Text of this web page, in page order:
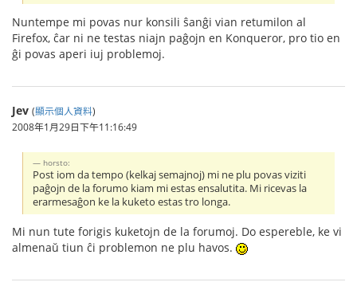
Nuntempe mi povas nur konsili ŝanĝi vian retumilon al
Firefox, ĉar ni ne testas niajn paĝojn en Konqueror, pro tio en
ĝi povas aperi iuj problemoj.
Jev (顯示個人資料)
2008年1月29日下午11:16:49
horsto:
Post iom da tempo (kelkaj semajnoj) mi ne plu povas viziti
paĝojn de la forumo kiam mi estas ensalutita. Mi ricevas la
erarmesaĝon ke la kuketo estas tro longa.
Mi nun tute forigis kuketojn de la forumoj. Do espereble, ke vi
almenaŭ tiun ĉi problemon ne plu havos.